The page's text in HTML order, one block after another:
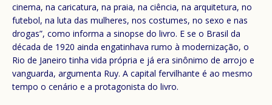
cinema, na caricatura, na praia, na ciência, na arquitetura, no
futebol, na luta das mulheres, nos costumes, no sexo e nas
drogas”, como informa a sinopse do livro. E se o Brasil da
década de 1920 ainda engatinhava rumo à modernização, o
Rio de Janeiro tinha vida própria e já era sinônimo de arrojo e
vanguarda, argumenta Ruy. A capital fervilhante é ao mesmo
tempo o cenário e a protagonista do livro.